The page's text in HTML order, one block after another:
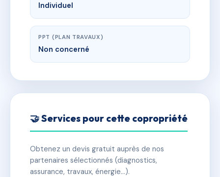
Individuel
PPT (PLAN TRAVAUX)
Non concerné
🤝 Services pour cette copropriété
Obtenez un devis gratuit auprès de nos
partenaires sélectionnés (diagnostics,
assurance, travaux, énergie…).